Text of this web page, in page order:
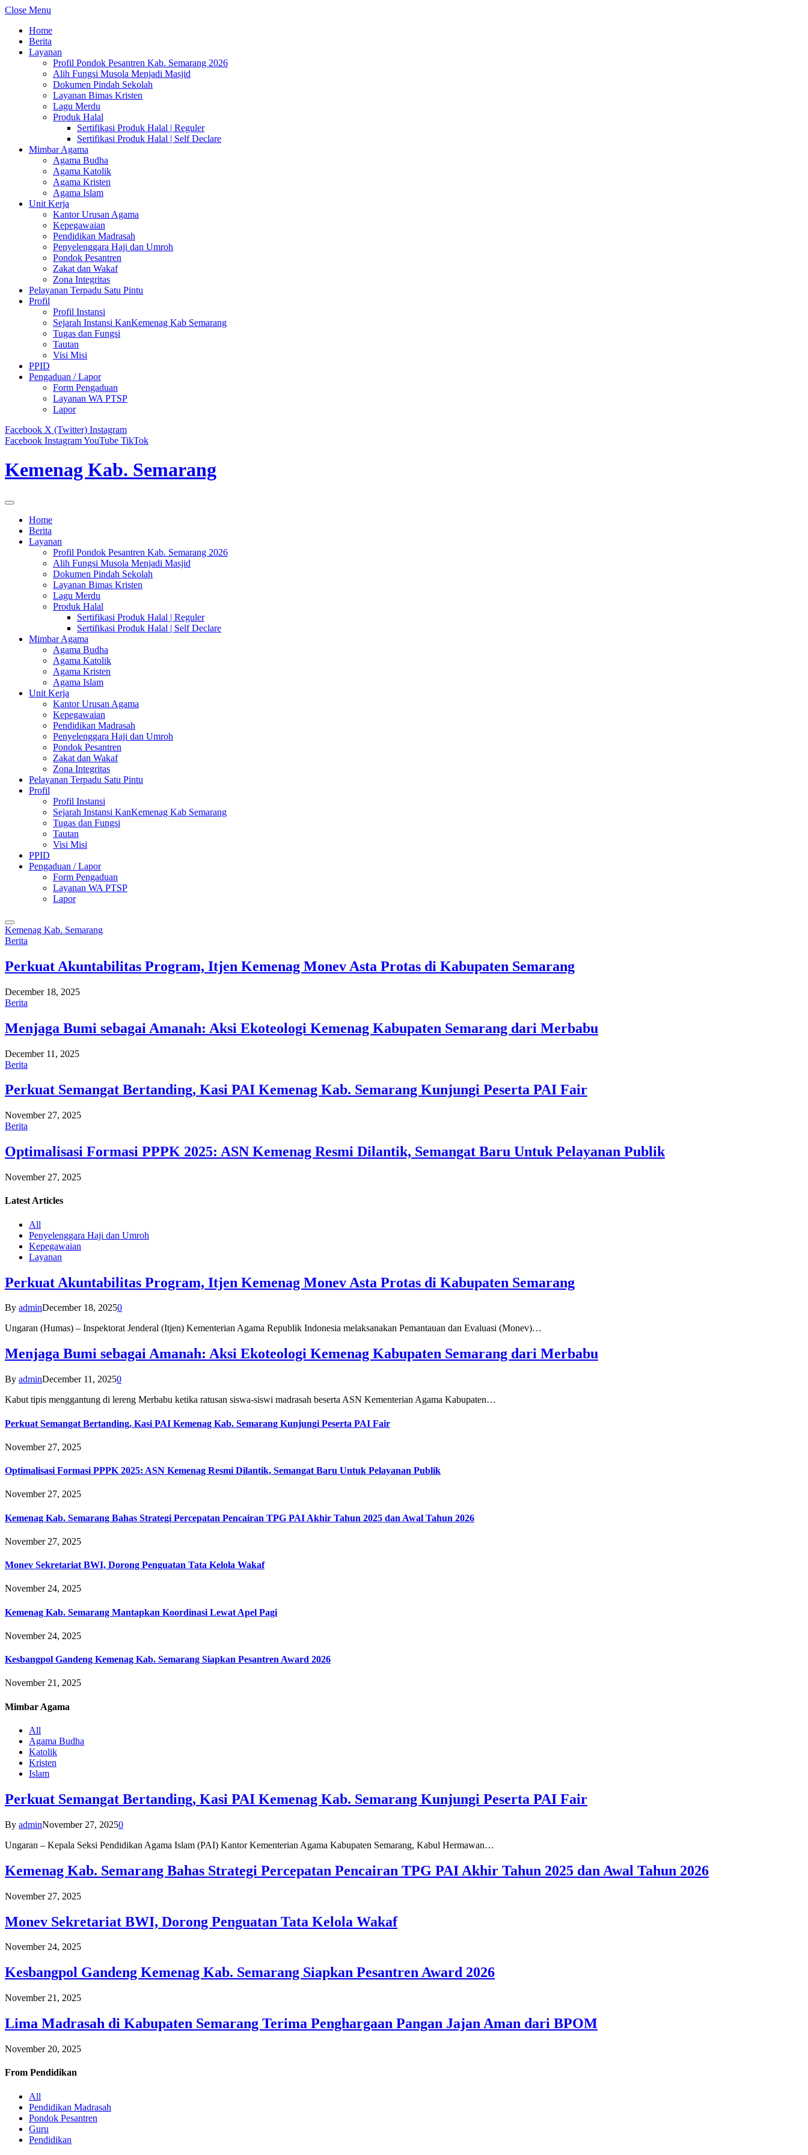
Close Menu
Home
Berita
Layanan
Profil Pondok Pesantren Kab. Semarang 2026
Alih Fungsi Musola Menjadi Masjid
Dokumen Pindah Sekolah
Layanan Bimas Kristen
Lagu Merdu
Produk Halal
Sertifikasi Produk Halal | Reguler
Sertifikasi Produk Halal | Self Declare
Mimbar Agama
Agama Budha
Agama Katolik
Agama Kristen
Agama Islam
Unit Kerja
Kantor Urusan Agama
Kepegawaian
Pendidikan Madrasah
Penyelenggara Haji dan Umroh
Pondok Pesantren
Zakat dan Wakaf
Zona Integritas
Pelayanan Terpadu Satu Pintu
Profil
Profil Instansi
Sejarah Instansi KanKemenag Kab Semarang
Tugas dan Fungsi
Tautan
Visi Misi
PPID
Pengaduan / Lapor
Form Pengaduan
Layanan WA PTSP
Lapor
Facebook X (Twitter) Instagram
Facebook InstagramYouTube TikTok
Kemenag Kab. Semarang
Home
Berita
Layanan
Profil Pondok Pesantren Kab. Semarang 2026
Alih Fungsi Musola Menjadi Masjid
Dokumen Pindah Sekolah
Layanan Bimas Kristen
Lagu Merdu
Produk Halal
Sertifikasi Produk Halal | Reguler
Sertifikasi Produk Halal | Self Declare
Mimbar Agama
Agama Budha
Agama Katolik
Agama Kristen
Agama Islam
Unit Kerja
Kantor Urusan Agama
Kepegawaian
Pendidikan Madrasah
Penyelenggara Haji dan Umroh
Pondok Pesantren
Zakat dan Wakaf
Zona Integritas
Pelayanan Terpadu Satu Pintu
Profil
Profil Instansi
Sejarah Instansi KanKemenag Kab Semarang
Tugas dan Fungsi
Tautan
Visi Misi
PPID
Pengaduan / Lapor
Form Pengaduan
Layanan WA PTSP
Lapor
Kemenag Kab. Semarang
Berita
Perkuat Akuntabilitas Program, Itjen Kemenag Monev Asta Protas di Kabupaten Semarang
December 18, 2025
Berita
Menjaga Bumi sebagai Amanah: Aksi Ekoteologi Kemenag Kabupaten Semarang dari Merbabu
December 11, 2025
Berita
Perkuat Semangat Bertanding, Kasi PAI Kemenag Kab. Semarang Kunjungi Peserta PAI Fair
November 27, 2025
Berita
Optimalisasi Formasi PPPK 2025: ASN Kemenag Resmi Dilantik, Semangat Baru Untuk Pelayanan Publik
November 27, 2025
Latest Articles
All
Penyelenggara Haji dan Umroh
Kepegawaian
Layanan
Perkuat Akuntabilitas Program, Itjen Kemenag Monev Asta Protas di Kabupaten Semarang
By adminDecember 18, 20250
Ungaran (Humas) – Inspektorat Jenderal (Itjen) Kementerian Agama Republik Indonesia melaksanakan Pemantauan dan Evaluasi (Monev)…
Menjaga Bumi sebagai Amanah: Aksi Ekoteologi Kemenag Kabupaten Semarang dari Merbabu
By adminDecember 11, 20250
Kabut tipis menggantung di lereng Merbabu ketika ratusan siswa-siswi madrasah beserta ASN Kementerian Agama Kabupaten…
Perkuat Semangat Bertanding, Kasi PAI Kemenag Kab. Semarang Kunjungi Peserta PAI Fair
November 27, 2025
Optimalisasi Formasi PPPK 2025: ASN Kemenag Resmi Dilantik, Semangat Baru Untuk Pelayanan Publik
November 27, 2025
Kemenag Kab. Semarang Bahas Strategi Percepatan Pencairan TPG PAI Akhir Tahun 2025 dan Awal Tahun 2026
November 27, 2025
Monev Sekretariat BWI, Dorong Penguatan Tata Kelola Wakaf
November 24, 2025
Kemenag Kab. Semarang Mantapkan Koordinasi Lewat Apel Pagi
November 24, 2025
Kesbangpol Gandeng Kemenag Kab. Semarang Siapkan Pesantren Award 2026
November 21, 2025
Mimbar Agama
All
Agama Budha
Katolik
Kristen
Islam
Perkuat Semangat Bertanding, Kasi PAI Kemenag Kab. Semarang Kunjungi Peserta PAI Fair
By adminNovember 27, 20250
Ungaran – Kepala Seksi Pendidikan Agama Islam (PAI) Kantor Kementerian Agama Kabupaten Semarang, Kabul Hermawan…
Kemenag Kab. Semarang Bahas Strategi Percepatan Pencairan TPG PAI Akhir Tahun 2025 dan Awal Tahun 2026
November 27, 2025
Monev Sekretariat BWI, Dorong Penguatan Tata Kelola Wakaf
November 24, 2025
Kesbangpol Gandeng Kemenag Kab. Semarang Siapkan Pesantren Award 2026
November 21, 2025
Lima Madrasah di Kabupaten Semarang Terima Penghargaan Pangan Jajan Aman dari BPOM
November 20, 2025
From Pendidikan
All
Pendidikan Madrasah
Pondok Pesantren
Guru
Pendidikan